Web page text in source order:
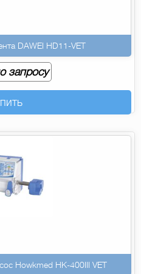
DAWEI HD11-VET
запросу
Howkmed HK-400III VET